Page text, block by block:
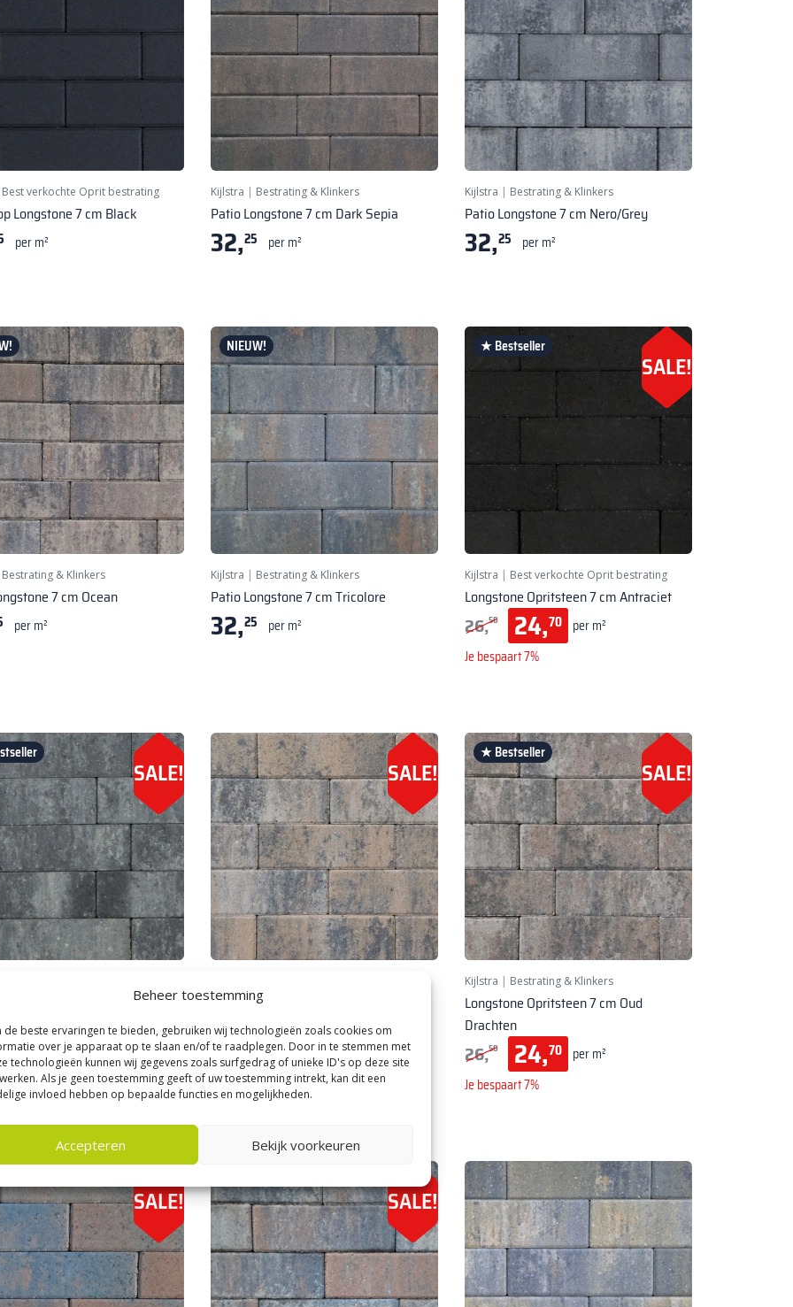
Beheer toestemming
de beste ervaringen te bieden, gebruiken wij technologieën zoals cookies om
over je apparaat op te slaan en/of te raadplegen. Door in te stemmen met
technologieën kunnen wij gegevens zoals surfgedrag of unieke ID's op deze site
Als je geen toestemming geeft of uw toestemming intrekt, kan dit een
invloed hebben op bepaalde functies en mogelijkheden.
Accepteren Bekijk voorkeuren
Best verkochte Oprit bestrating
Longstone 7 cm Black
per m²
Kijlstra | Bestrating & Klinkers
Patio Longstone 7 cm Dark Sepia
32,25 per m²
Kijlstra | Bestrating & Klinkers
Patio Longstone 7 cm Nero/Grey
32,25 per m²
Bestrating & Klinkers
7 cm Ocean
per m²
NIEUW!
Kijlstra | Bestrating & Klinkers
Patio Longstone 7 cm Tricolore
32,25 per m²
★ Bestseller
SALE!
Kijlstra | Best verkochte Oprit bestrating
Longstone Opritsteen 7 cm Antraciet
26,50 24,70 per m²
Je bespaart 7%
SALE!
Opritsteen 7 cm Grijs/Zwart
24,70 per m²
7%
SALE!
Longstone Opritsteen 7 cm Musselkalk
26,50 24,70 per m²
Je bespaart 7%
★ Bestseller
SALE!
Kijlstra | Bestrating & Klinkers
Longstone Opritsteen 7 cm Oud
Drachten
26,50 24,70 per m²
Je bespaart 7%
SALE! SALE!